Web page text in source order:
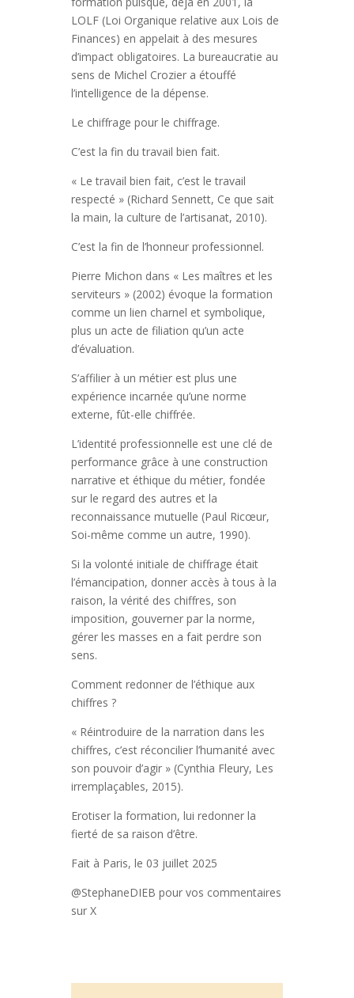
LOLF (Loi Organique relative aux Lois de
Finances) en appelait à des mesures
d’impact obligatoires. La bureaucratie au
sens de Michel Crozier a étouffé
l’intelligence de la dépense.
Le chiffrage pour le chiffrage.
C’est la fin du travail bien fait.
« Le travail bien fait, c’est le travail
respecté » (Richard Sennett, Ce que sait
la main, la culture de l’artisanat, 2010).
C’est la fin de l’honneur professionnel.
Pierre Michon dans « Les maîtres et les
serviteurs » (2002) évoque la formation
comme un lien charnel et symbolique,
plus un acte de filiation qu’un acte
d’évaluation.
S’affilier à un métier est plus une
expérience incarnée qu’une norme
externe, fût-elle chiffrée.
L’identité professionnelle est une clé de
performance grâce à une construction
narrative et éthique du métier, fondée
sur le regard des autres et la
reconnaissance mutuelle (Paul Ricœur,
Soi-même comme un autre, 1990).
Si la volonté initiale de chiffrage était
l’émancipation, donner accès à tous à la
raison, la vérité des chiffres, son
imposition, gouverner par la norme,
gérer les masses en a fait perdre son
sens.
Comment redonner de l’éthique aux
chiffres ?
« Réintroduire de la narration dans les
chiffres, c’est réconcilier l’humanité avec
son pouvoir d’agir » (Cynthia Fleury, Les
irremplaçables, 2015).
Erotiser la formation, lui redonner la
fierté de sa raison d’être.
Fait à Paris, le 03 juillet 2025
@StephaneDIEB pour vos commentaires
sur X